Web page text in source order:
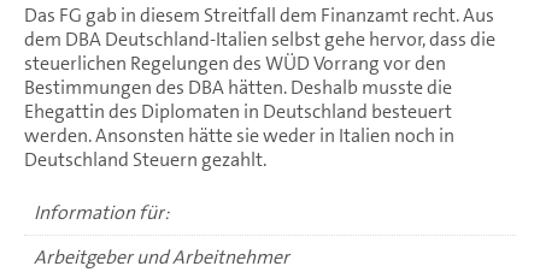
Das FG gab in diesem Streitfall dem Finanzamt recht. Aus
dem DBA Deutschland-Italien selbst gehe hervor, dass die
steuerlichen Regelungen des WÜD Vorrang vor den
Bestimmungen des DBA hätten. Deshalb musste die
Ehegattin des Diplomaten in Deutschland besteuert
werden. Ansonsten hätte sie weder in Italien noch in
Deutschland Steuern gezahlt.
Information für:
Arbeitgeber und Arbeitnehmer